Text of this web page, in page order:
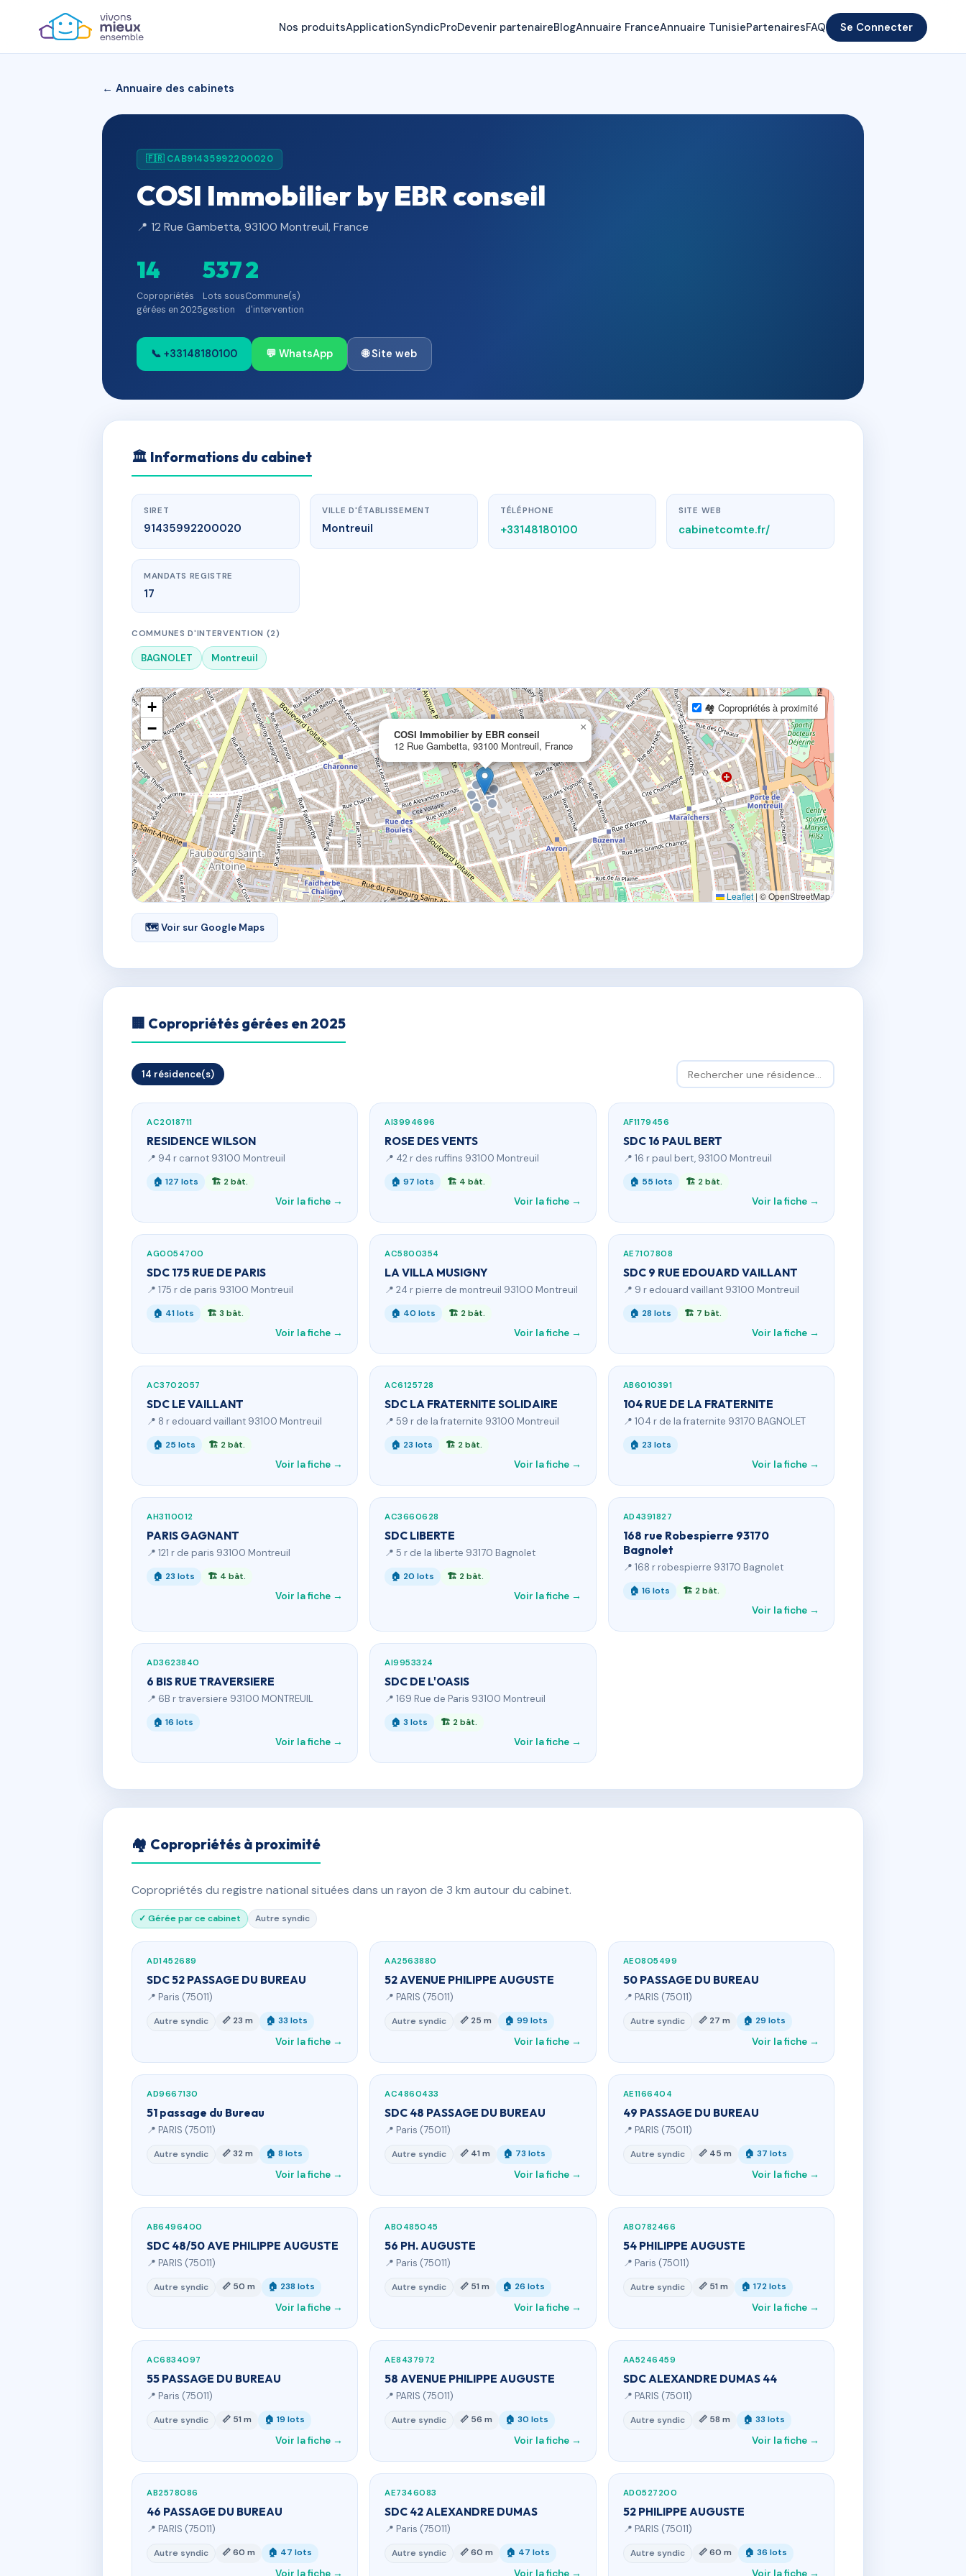
Nos produitsApplicationSyndicProDevenir partenaireBlogAnnuaire FranceAnnuaire TunisiePartenairesFAQ Se Connecter
← Annuaire des cabinets
🇫🇷 CAB91435992200020
COSI Immobilier by EBR conseil
📍 12 Rue Gambetta, 93100 Montreuil, France
14
Copropriétés
gérées en 2025
537
Lots sous
gestion
2
Commune(s)
d'intervention
📞 +33148180100 💬 WhatsApp 🌐 Site web
🏛 Informations du cabinet
SIRET
91435992200020
VILLE D'ÉTABLISSEMENT
Montreuil
TÉLÉPHONE
+33148180100
SITE WEB
cabinetcomte.fr/
MANDATS REGISTRE
17
COMMUNES D'INTERVENTION (2)
BAGNOLET Montreuil
COSI Immobilier by EBR conseil
12 Rue Gambetta, 93100 Montreuil, France
×
+
−
🏘 Copropriétés à proximité
Leaflet | © OpenStreetMap
🗺 Voir sur Google Maps
🏢 Copropriétés gérées en 2025
14 résidence(s)
AC2018711
RESIDENCE WILSON
📍 94 r carnot 93100 Montreuil
🏠 127 lots 🏗 2 bât.
Voir la fiche →
AI3994696
ROSE DES VENTS
📍 42 r des ruffins 93100 Montreuil
🏠 97 lots 🏗 4 bât.
Voir la fiche →
AF1179456
SDC 16 PAUL BERT
📍 16 r paul bert, 93100 Montreuil
🏠 55 lots 🏗 2 bât.
Voir la fiche →
AG0054700
SDC 175 RUE DE PARIS
📍 175 r de paris 93100 Montreuil
🏠 41 lots 🏗 3 bât.
Voir la fiche →
AC5800354
LA VILLA MUSIGNY
📍 24 r pierre de montreuil 93100 Montreuil
🏠 40 lots 🏗 2 bât.
Voir la fiche →
AE7107808
SDC 9 RUE EDOUARD VAILLANT
📍 9 r edouard vaillant 93100 Montreuil
🏠 28 lots 🏗 7 bât.
Voir la fiche →
AC3702057
SDC LE VAILLANT
📍 8 r edouard vaillant 93100 Montreuil
🏠 25 lots 🏗 2 bât.
Voir la fiche →
AC6125728
SDC LA FRATERNITE SOLIDAIRE
📍 59 r de la fraternite 93100 Montreuil
🏠 23 lots 🏗 2 bât.
Voir la fiche →
AB6010391
104 RUE DE LA FRATERNITE
📍 104 r de la fraternite 93170 BAGNOLET
🏠 23 lots
Voir la fiche →
AH3110012
PARIS GAGNANT
📍 121 r de paris 93100 Montreuil
🏠 23 lots 🏗 4 bât.
Voir la fiche →
AC3660628
SDC LIBERTE
📍 5 r de la liberte 93170 Bagnolet
🏠 20 lots 🏗 2 bât.
Voir la fiche →
AD4391827
168 rue Robespierre 93170
Bagnolet
📍 168 r robespierre 93170 Bagnolet
🏠 16 lots 🏗 2 bât.
Voir la fiche →
AD3623840
6 BIS RUE TRAVERSIERE
📍 6B r traversiere 93100 MONTREUIL
🏠 16 lots
Voir la fiche →
AI9953324
SDC DE L'OASIS
📍 169 Rue de Paris 93100 Montreuil
🏠 3 lots 🏗 2 bât.
Voir la fiche →
🏘 Copropriétés à proximité
Copropriétés du registre national situées dans un rayon de 3 km autour du cabinet.
✓ Gérée par ce cabinet Autre syndic
AD1452689
SDC 52 PASSAGE DU BUREAU
📍 Paris (75011)
Autre syndic 📏 23 m 🏠 33 lots
Voir la fiche →
AA2563880
52 AVENUE PHILIPPE AUGUSTE
📍 PARIS (75011)
Autre syndic 📏 25 m 🏠 99 lots
Voir la fiche →
AE0805499
50 PASSAGE DU BUREAU
📍 PARIS (75011)
Autre syndic 📏 27 m 🏠 29 lots
Voir la fiche →
AD9667130
51 passage du Bureau
📍 PARIS (75011)
Autre syndic 📏 32 m 🏠 8 lots
Voir la fiche →
AC4860433
SDC 48 PASSAGE DU BUREAU
📍 Paris (75011)
Autre syndic 📏 41 m 🏠 73 lots
Voir la fiche →
AE1166404
49 PASSAGE DU BUREAU
📍 PARIS (75011)
Autre syndic 📏 45 m 🏠 37 lots
Voir la fiche →
AB6496400
SDC 48/50 AVE PHILIPPE AUGUSTE
📍 PARIS (75011)
Autre syndic 📏 50 m 🏠 238 lots
Voir la fiche →
AB0485045
56 PH. AUGUSTE
📍 Paris (75011)
Autre syndic 📏 51 m 🏠 26 lots
Voir la fiche →
AB0782466
54 PHILIPPE AUGUSTE
📍 Paris (75011)
Autre syndic 📏 51 m 🏠 172 lots
Voir la fiche →
AC6834097
55 PASSAGE DU BUREAU
📍 Paris (75011)
Autre syndic 📏 51 m 🏠 19 lots
Voir la fiche →
AE8437972
58 AVENUE PHILIPPE AUGUSTE
📍 PARIS (75011)
Autre syndic 📏 56 m 🏠 30 lots
Voir la fiche →
AA5246459
SDC ALEXANDRE DUMAS 44
📍 PARIS (75011)
Autre syndic 📏 58 m 🏠 33 lots
Voir la fiche →
AB2578086
46 PASSAGE DU BUREAU
📍 PARIS (75011)
Autre syndic 📏 60 m 🏠 47 lots
Voir la fiche →
AE7346083
SDC 42 ALEXANDRE DUMAS
📍 Paris (75011)
Autre syndic 📏 60 m 🏠 47 lots
Voir la fiche →
AD0527200
52 PHILIPPE AUGUSTE
📍 PARIS (75011)
Autre syndic 📏 60 m 🏠 36 lots
Voir la fiche →